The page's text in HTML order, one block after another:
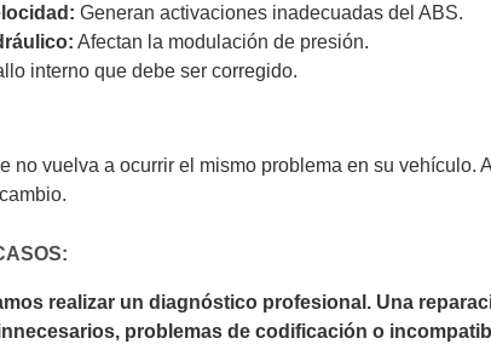
Generan activaciones inadecuadas del ABS.
Afectan la modulación de presión.
interno que debe ser corregido.
no vuelva a ocurrir el mismo problema en su vehículo.
realizar un diagnóstico profesional. Una
problemas de codificación o